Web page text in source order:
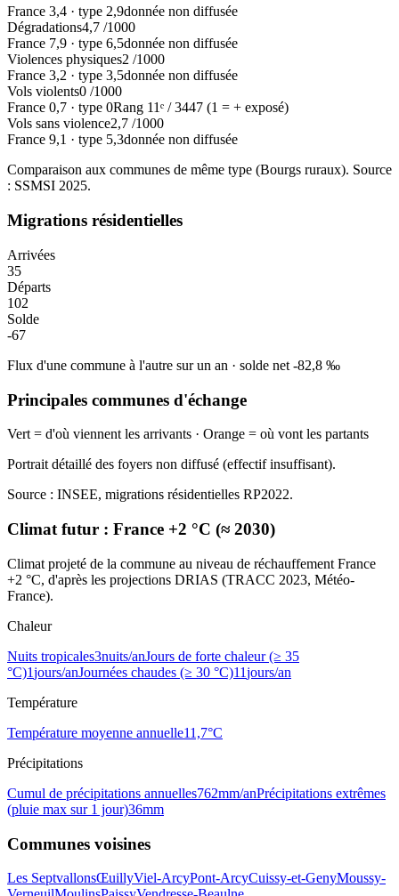
France 3,4 · type 2,9donnée non diffusée
Dégradations4,7 /1000
France 7,9 · type 6,5donnée non diffusée
Violences physiques2 /1000
France 3,2 · type 3,5donnée non diffusée
Vols violents0 /1000
France 0,7 · type 0Rang 11ᵉ /3447 (1 = + exposé)
Vols sans violence2,7 /1000
France 9,1 · type 5,3donnée non diffusée
Comparaison aux communes de même type (Bourgs ruraux). Source
: SSMSI 2025.
Migrations résidentielles
Arrivées
35
Départs
102
Solde
-67
Flux d'une commune à l'autre sur un an · solde net -82,8 ‰
Principales communes d'échange
Vert = d'où viennent les arrivants · Orange = où vont les partants
Portrait détaillé des foyers non diffusé (effectif insuffisant).
Source : INSEE, migrations résidentielles RP2022.
Climat futur : France +2 °C (≈ 2030)
Climat projeté de la commune au niveau de réchauffement France
+2 °C, d'après les projections DRIAS (TRACC 2023, Météo-
France).
Chaleur
Nuits tropicales3nuits/anJours de forte chaleur (≥ 35
°C)1jours/anJournées chaudes (≥ 30 °C)11jours/an
Température
Température moyenne annuelle11,7°C
Précipitations
Cumul de précipitations annuelles762mm/anPrécipitations extrêmes
(pluie max sur 1 jour)36mm
Communes voisines
Les SeptvallonsŒuillyViel-ArcyPont-ArcyCuissy-et-GenyMoussy-